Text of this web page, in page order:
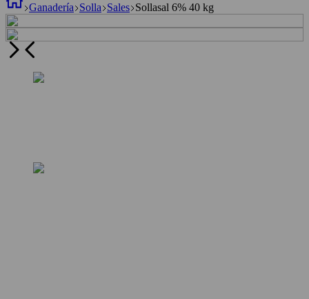
Ganadería Solla Sales Sollasal 6% 40 kg